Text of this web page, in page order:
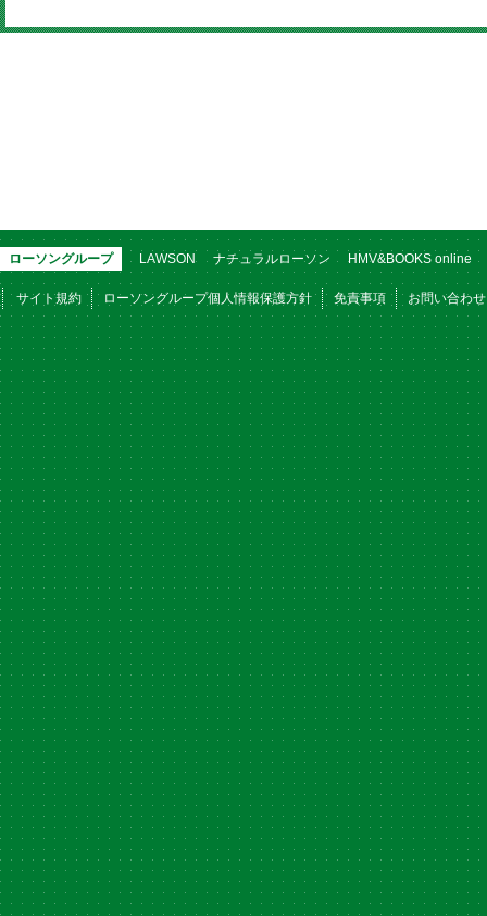
ローソングループ LAWSON ナチュラルローソン HMV&BOOKS online
サイト規約 ローソングループ個人情報保護方針 免責事項 お問い合わせ